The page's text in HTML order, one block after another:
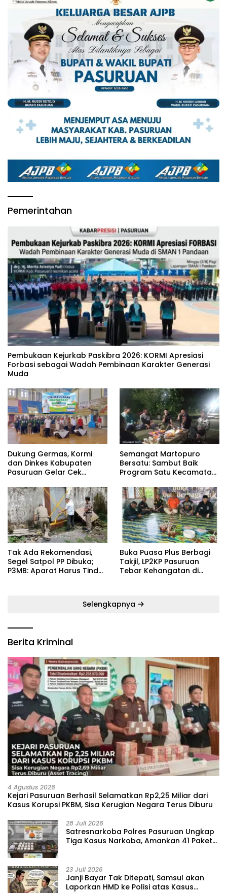
Pemerintahan
‎Pembukaan Kejurkab Paskibra 2026: KORMI Apresiasi
Forbasi sebagai Wadah Pembinaan Karakter Generasi
Muda
Dukung Germas, Kormi
dan Dinkes Kabupaten
Pasuruan Gelar Cek
Semangat Martopuro
Bersatu: Sambut Baik
Program Satu Kecamatan
Kebangkitan Persekabpas
‎Tak Ada Rekomendasi,
Segel Satpol PP Dibuka;
P3MB: Aparat Harus Tindak
‎Buka Puasa Plus Berbagi
Takjil, LP2KP Pasuruan
Tebar Kehangatan di
Selengkapnya
Berita Kriminal
4 Agustus 2026
Kejari Pasuruan Berhasil Selamatkan Rp2,25 Miliar dari
Kasus Korupsi PKBM, Sisa Kerugian Negara Terus Diburu
28 Juli 2026
‎Satresnarkoba Polres Pasuruan Ungkap
Tiga Kasus Narkoba, Amankan 41 Paket
23 Juli 2026
‎Janji Bayar Tak Ditepati, Samsul akan
Laporkan HMD ke Polisi atas Kasus